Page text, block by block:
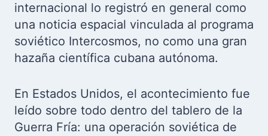
internacional lo registró en general como
una noticia espacial vinculada al programa
soviético Intercosmos, no como una gran
hazaña científica cubana autónoma.
En Estados Unidos, el acontecimiento fue
leído sobre todo dentro del tablero de la
Guerra Fría: una operación soviética de